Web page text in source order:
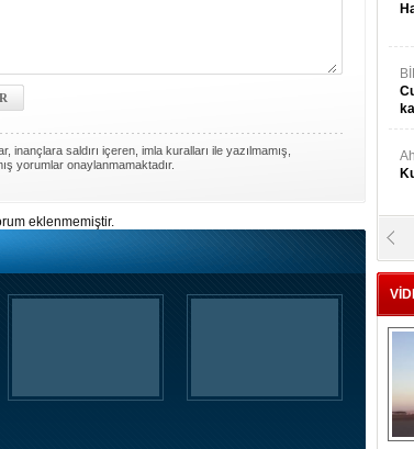
saldırı içeren, imla kuralları ile yazılmamış,
yorumlar onaylanmamaktadır.
eklenmemiştir.